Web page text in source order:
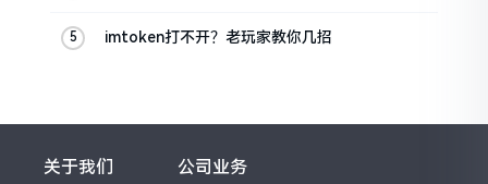
imtoken打不开？老玩家教你几招
关于我们 公司业务